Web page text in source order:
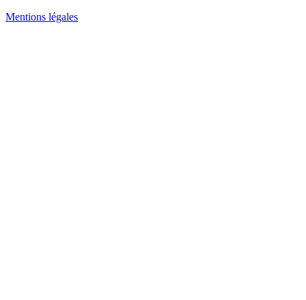
Mentions légales